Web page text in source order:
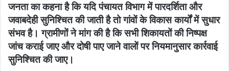
जनता का कहना है कि यदि पंचायत विभाग में पारदर्शिता और
जवाबदेही सुनिश्चित की जाती है तो गांवों के विकास कार्यों में सुधार
संभव है। ग्रामीणों ने मांग की है कि सभी शिकायतों की निष्पक्ष
जांच कराई जाए और दोषी पाए जाने वालों पर नियमानुसार कार्रवाई
सुनिश्चित की जाए।